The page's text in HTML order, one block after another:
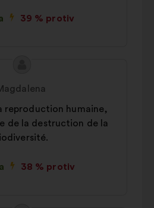
39 % protiv
reproduction humaine,
de la destruction de la
38 % protiv